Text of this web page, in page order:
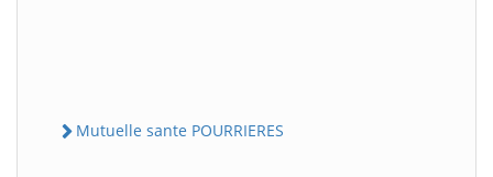
Mutuelle sante POURRIERES